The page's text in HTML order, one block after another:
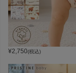
¥2,750(税込)